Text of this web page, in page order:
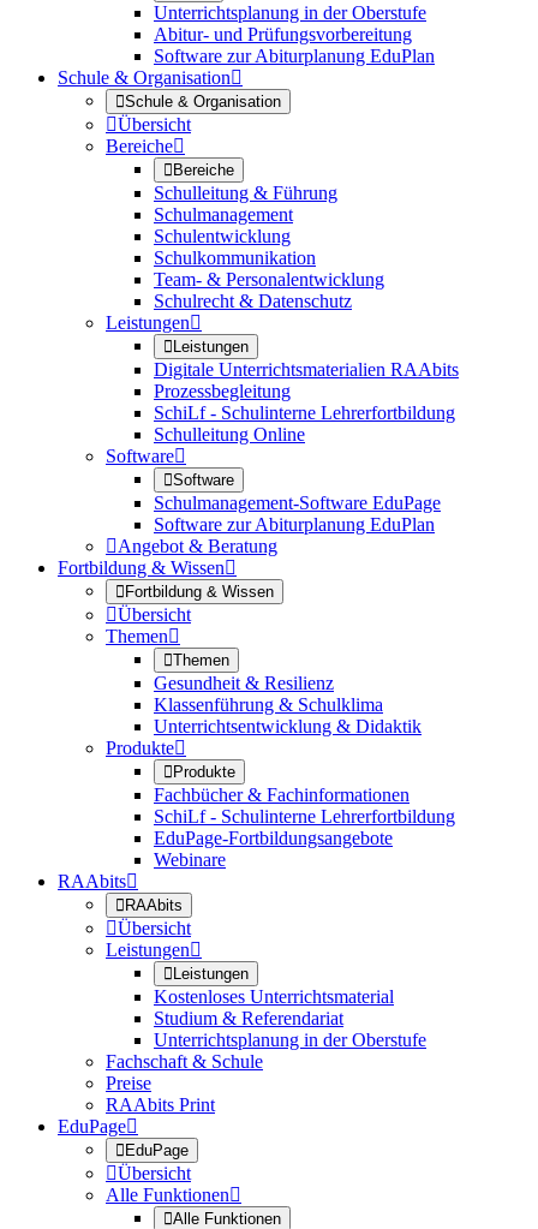
Unterrichtsplanung in der Oberstufe
Abitur- und Prüfungsvorbereitung
Software zur Abiturplanung EduPlan
Schule & Organisation
Schule & Organisation
Übersicht
Bereiche
Bereiche
Schulleitung & Führung
Schulmanagement
Schulentwicklung
Schulkommunikation
Team- & Personalentwicklung
Schulrecht & Datenschutz
Leistungen
Leistungen
Digitale Unterrichtsmaterialien RAAbits
Prozessbegleitung
SchiLf - Schulinterne Lehrerfortbildung
Schulleitung Online
Software
Software
Schulmanagement-Software EduPage
Software zur Abiturplanung EduPlan
Angebot & Beratung
Fortbildung & Wissen
Fortbildung & Wissen
Übersicht
Themen
Themen
Gesundheit & Resilienz
Klassenführung & Schulklima
Unterrichtsentwicklung & Didaktik
Produkte
Produkte
Fachbücher & Fachinformationen
SchiLf - Schulinterne Lehrerfortbildung
EduPage-Fortbildungsangebote
Webinare
RAAbits
RAAbits
Übersicht
Leistungen
Leistungen
Kostenloses Unterrichtsmaterial
Studium & Referendariat
Unterrichtsplanung in der Oberstufe
Fachschaft & Schule
Preise
RAAbits Print
EduPage
EduPage
Übersicht
Alle Funktionen
Alle Funktionen